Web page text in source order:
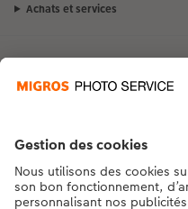
Achats et services
La Migros